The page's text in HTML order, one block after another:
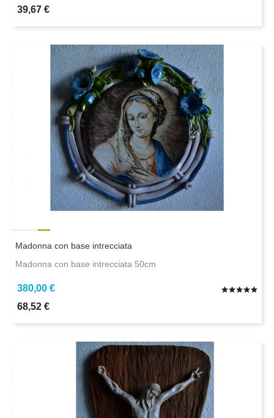
39,67 €
Madonna con base intrecciata
Madonna con base intrecciata 50cm
380,00 €
68,52 €